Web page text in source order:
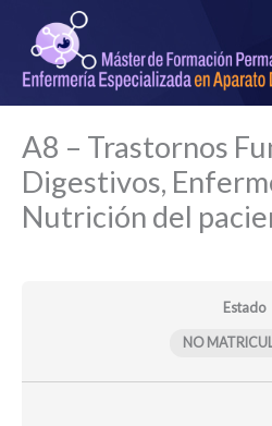
contenido
A8 – Trastornos
Digestivos,
Nutrición del
Estado
NO
Clases
en
directo_A8_ME
Clases
grabadas_A8_ME
Test
evaluación_A8_ME